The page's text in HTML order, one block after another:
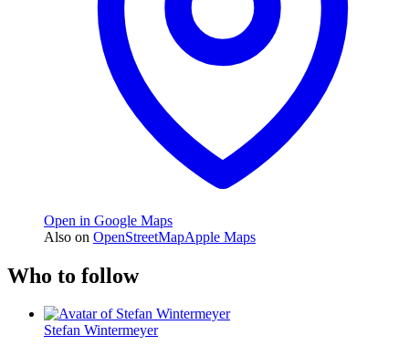
Open in Google Maps
Also on OpenStreetMapApple Maps
Who to follow
Stefan Wintermeyer